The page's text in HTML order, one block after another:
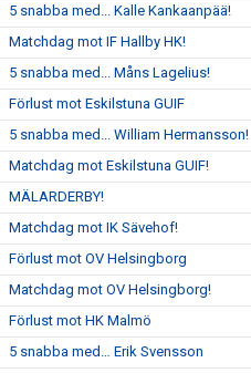
5 snabba med... Kalle Kankaanpää!
Matchdag mot IF Hallby HK!
5 snabba med... Måns Lagelius!
Förlust mot Eskilstuna GUIF
5 snabba med... William Hermansson!
Matchdag mot Eskilstuna GUIF!
MÄLARDERBY!
Matchdag mot IK Sävehof!
Förlust mot OV Helsingborg
Matchdag mot OV Helsingborg!
Förlust mot HK Malmö
5 snabba med… Erik Svensson